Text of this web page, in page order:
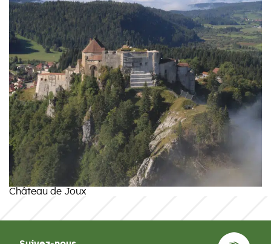
Château de Joux